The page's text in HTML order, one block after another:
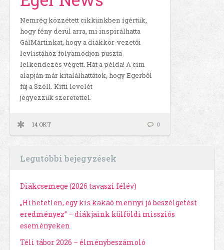
Nemrég közzétett cikkünkben ígértük,
hogy fény derül arra, mi inspirálhatta
GálMártinkat, hogy a diákkör-vezetői
levlistához folyamodjon puszta
lelkendezés végett. Hát a példa! A cím
alapján már kitalálhattátok, hogy Egerből
fúj a Széll. Kitti levelét
jegyezzük szeretettel.
14 OKT 0
Legutóbbi bejegyzések
Diákcsemege (2026 tavaszi félév)
„Hihetetlen, egy kis kakaó mennyi jó beszélgetést
eredményez” – diákjaink külföldi missziós
eseményeken
Téli tábor 2026 – élménybeszámoló